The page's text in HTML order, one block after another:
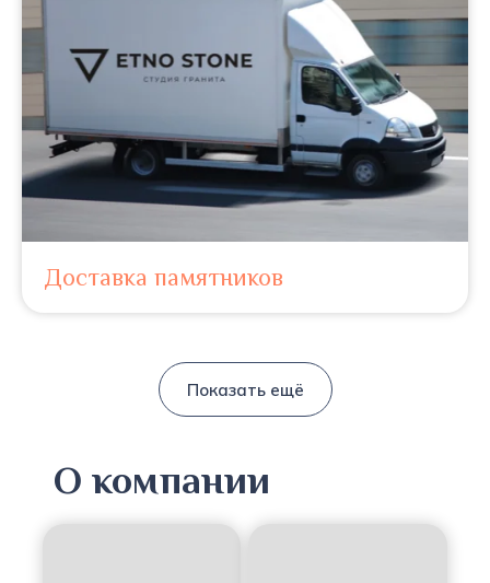
Доставка памятников
Показать ещё
О компании